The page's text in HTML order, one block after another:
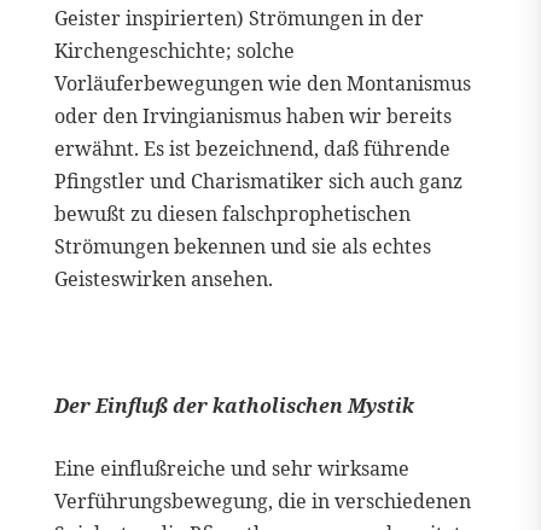
Geister inspirierten) Strömungen in der
Kirchengeschichte; solche
Vorläuferbewegungen wie den Montanismus
oder den Irvingianismus haben wir bereits
erwähnt. Es ist bezeichnend, daß führende
Pfingstler und Charismatiker sich auch ganz
bewußt zu diesen falschprophetischen
Strömungen bekennen und sie als echtes
Geisteswirken ansehen.
Der Einfluß der katholischen Mystik
Eine einflußreiche und sehr wirksame
Verführungsbewegung, die in verschiedenen